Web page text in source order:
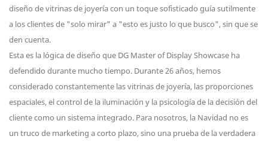
diseño de vitrinas de joyería con un toque sofisticado guía sutilmente
a los clientes de "solo mirar" a "esto es justo lo que busco", sin que se
den cuenta.
Esta es la lógica de diseño que DG Master of Display Showcase ha
defendido durante mucho tiempo. Durante 26 años, hemos
considerado constantemente las vitrinas de joyería, las proporciones
espaciales, el control de la iluminación y la psicología de la decisión del
cliente como un sistema integrado. Para nosotros, la Navidad no es
un truco de marketing a corto plazo, sino una prueba de la verdadera